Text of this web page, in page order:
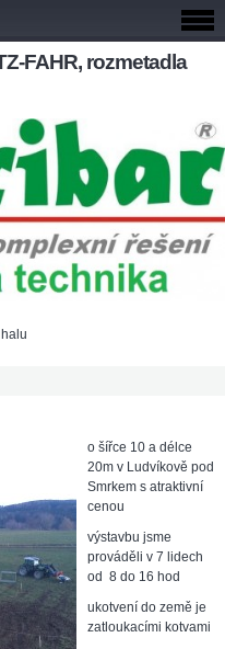
FAHR, rozmetadla
o šířce 10 a délce
20m v Ludvíkově pod
Smrkem s atraktivní
cenou
výstavbu jsme
prováděli v 7 lidech
od 8 do 16 hod
ukotvení do země je
zatloukacími kotvami